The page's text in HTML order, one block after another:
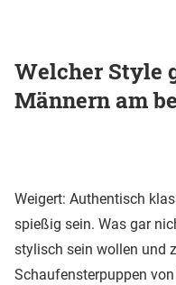
Welcher Style
Männern am
Weigert: Authentisch
spießig sein. Was gar
stylisch sein wollen und
Schaufensterpuppen von